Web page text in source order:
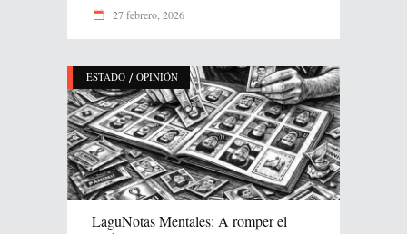
27 febrero, 2026
ESTADO / OPINIÓN
LaguNotas Mentales: A romper el